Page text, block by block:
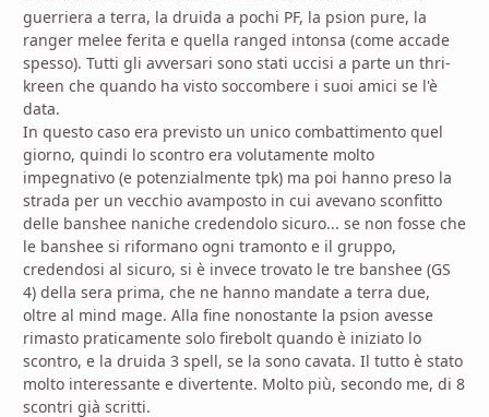
guerriera a terra, la druida a pochi PF, la psion pure, la
ranger melee ferita e quella ranged intonsa (come accade
spesso). Tutti gli avversari sono stati uccisi a parte un thri-
kreen che quando ha visto soccombere i suoi amici se l'è
data.
In questo caso era previsto un unico combattimento quel
giorno, quindi lo scontro era volutamente molto
impegnativo (e potenzialmente tpk) ma poi hanno preso la
strada per un vecchio avamposto in cui avevano sconfitto
delle banshee naniche credendolo sicuro... se non fosse che
le banshee si riformano ogni tramonto e il gruppo,
credendosi al sicuro, si è invece trovato le tre banshee (GS
4) della sera prima, che ne hanno mandate a terra due,
oltre al mind mage. Alla fine nonostante la psion avesse
rimasto praticamente solo firebolt quando è iniziato lo
scontro, e la druida 3 spell, se la sono cavata. Il tutto è stato
molto interessante e divertente. Molto più, secondo me, di 8
scontri già scritti.